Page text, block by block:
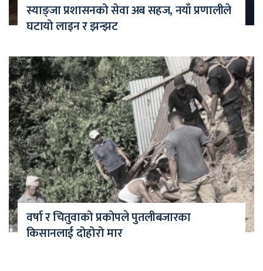
स्याङ्जा प्रशासनको सेवा अब सहज, नयाँ प्रणालीले
घटायो लाइन र झन्झट
वर्षा र चितुवाको प्रकोपले पुतलीबजारका
किसानलाई दोहोरो मार